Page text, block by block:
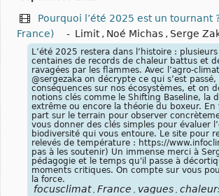
Pourquoi l’été 2025 est un tournant
France)
- Limit , Noé Michas , Serge
L’été 2025 restera dans l’histoire :
centaines de records de chaleur battus et
ravagées par les flammes. Avec l’agro-
‪@sergezaka‬ on décrypte ce qui s’est passé,
conséquences sur nos écosystèmes, et on
notions clés comme le Shifting Baseline, la
extrême ou encore la théorie du boxeur. En
part sur le terrain pour observer
vous donner des clés simples pour évaluer
biodiversité qui vous entoure. Le site pour
relevés de température : https://
pas à les soutenir) Un immense merci à
pédagogie et le temps qu'il passe à
moments critiques. On compte sur vous
la force.
focusclimat France vagues